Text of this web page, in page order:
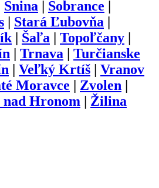
Snina | Sobrance |
| Stará Ľubovňa |
| Šaľa | Topoľčany |
| Trnava | Turčianske
| Veľký Krtíš | Vranov
Moravce | Zvolen |
Hronom | Žilina